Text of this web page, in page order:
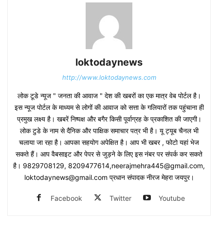
loktodaynews
http://www.loktodaynews.com
लोक टूडे न्यूज " जनता की आवाज " देश की खबरों का एक मात्र वेब पोर्टल है।
इस न्यूज पोर्टल के माध्यम से लोगों की आवाज को सत्ता के गलियारों तक पहुंचाना ही
प्रमुख लक्ष्य है। खबरें निष्पक्ष और बगैर किसी पूर्वाग्रह के प्रकाशित की जाएगी।
लोक टुडे के नाम से दैनिक और पाक्षिक समाचार पत्र भी है। यू ट्यूब चैनल भी
चलाया जा रहा है। आपका सहयोग अपेक्षित है। आप भी खबर , फोटो यहां भेज
सकते हैं। आप वैबसाइट और पेपर से जुड़ने के लिए इस नंबर पर संपर्क कर सकते
है। 9829708129, 8209477614,neerajmehra445@gmail.com,
loktodaynews@gmail.com प्रधान संपादक नीरज मेहरा जयपुर।
Facebook Twitter Youtube